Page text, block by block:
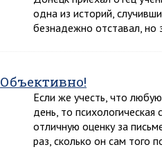
одна из историй,
безнадежно отставал, но
Объективно!
Если же учесть, что
день, то
отличную оценку за
раз, сколько он сам того